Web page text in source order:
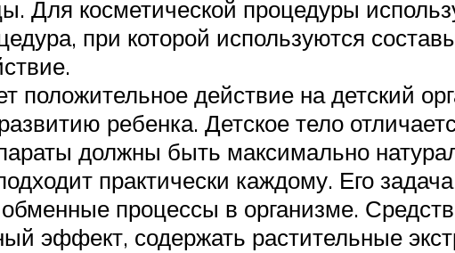
Для косметической процедуры
при которой используются
положительное действие на детский
ребенка. Детское тело
должны быть максимально
практически каждому. Его
процессы в организме.
эффект, содержать растительные